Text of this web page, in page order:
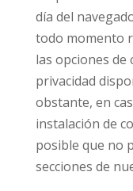
día del
todo momento
las opciones
privacidad
obstante, en
instalación de
posible que no
secciones de